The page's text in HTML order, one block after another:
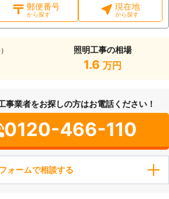
郵便番号
から探す
現在地
から探す
照明工事の相場
1.6 万円
事業者をお探しの方はお電話ください！
0120-466-110
フォームで相談する